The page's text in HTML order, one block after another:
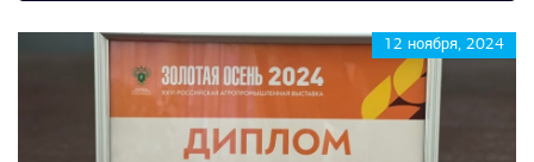
12 ноября, 2024